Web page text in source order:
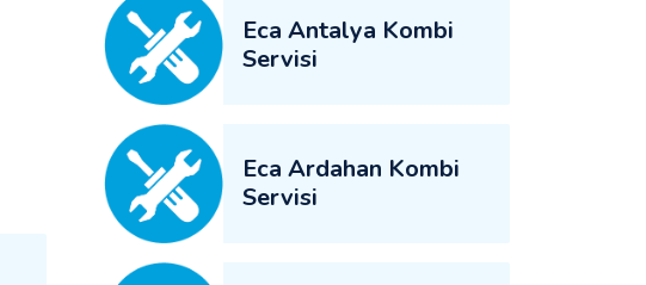
Eca Antalya Kombi
Servisi
Eca Ardahan Kombi
Servisi